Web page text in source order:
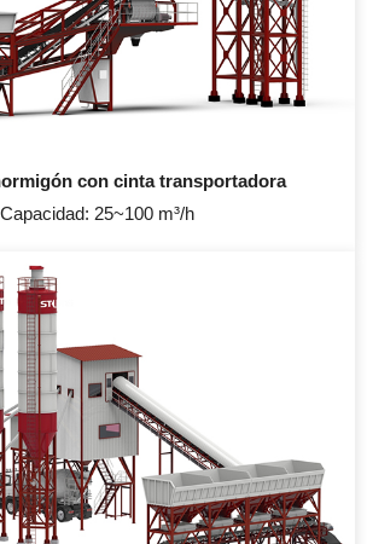
con cinta transportadora
Capacidad: 25~100 m³/h